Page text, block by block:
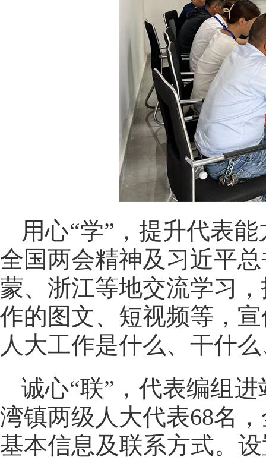
用心“学”，提升代表
全国两会精神及习近平
蒙、浙江等地交流学习
作的图文、短视频等，
人大工作是什么、干什
诚心“联”，代表编组
湾镇两级人大代表68名
基本信息及联系方式。